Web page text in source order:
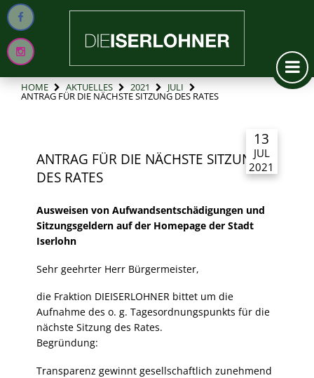
HOME AKTUELLES 2021 JULI
ANTRAG FÜR DIE NÄCHSTE SITZUNG DES RATES
13
JUL
2021
ANTRAG FÜR DIE NÄCHSTE SITZUNG
DES RATES
Ausweisen von Aufwandsentschädigungen und
Sitzungsgeldern auf der Homepage der Stadt
Iserlohn
Sehr geehrter Herr Bürgermeister,
die Fraktion DIEISERLOHNER bittet um die
Aufnahme des o. g. Tagesordnungspunkts für die
nächste Sitzung des Rates.
Begründung:
Transparenz gewinnt gesellschaftlich zunehmend